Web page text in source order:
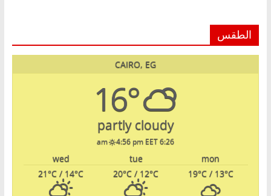
الطقس
CAIRO, EG
16°
partly cloudy
6:26 am
4:56 pm EET
mon
tue
wed
19°C/ 13°C
20°C / 12°C
21°C / 14°C